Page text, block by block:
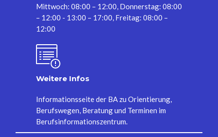
Mittwoch: 08:00 – 12:00, Donnerstag: 08:00
– 12:00 - 13:00 – 17:00, Freitag: 08:00 –
12:00
Weitere Infos
Informationsseite der BA zu Orientierung,
Berufswegen, Beratung und Terminen im
Berufsinformationszentrum.